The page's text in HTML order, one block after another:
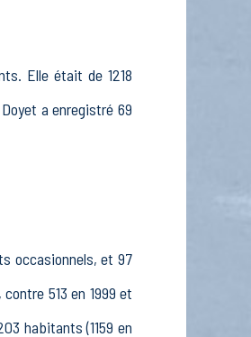
Elle était de 1218
a enregistré 69
occasionnels, et 97
513 en 1999 et
habitants (1159 en